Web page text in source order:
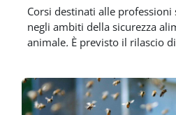
Corsi destinati alle
negli ambiti della sicurezza
animale. È previsto il rilascio